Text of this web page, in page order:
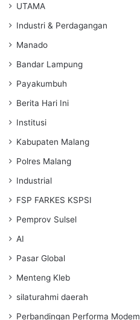
UTAMA
Industri & Perdagangan
Manado
Bandar Lampung
Payakumbuh
Berita Hari Ini
Institusi
Kabupaten Malang
Polres Malang
Industrial
FSP FARKES KSPSI
Pemprov Sulsel
AI
Pasar Global
Menteng Kleb
silaturahmi daerah
Perbandingan Performa Modem